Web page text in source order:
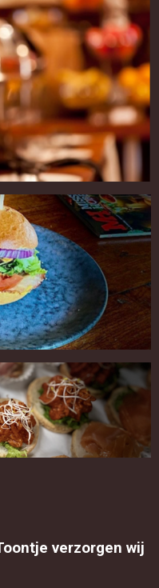
verzorgen wij